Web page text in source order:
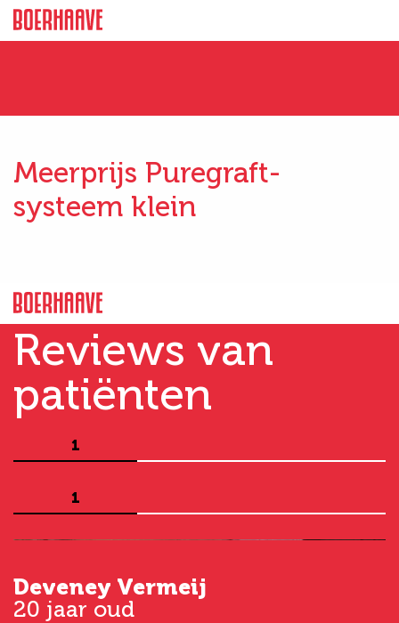
Meerprijs Puregraft-
systeem klein
Reviews van
patiënten
1
1
Deveney Vermeij
20 jaar oud